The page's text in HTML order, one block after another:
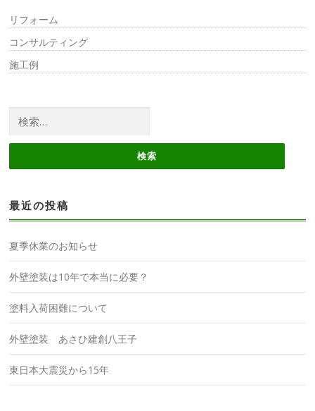
リフォーム
コンサルティング
施工例
索:
最近の投稿
夏季休業のお知らせ
外壁塗装は10年で本当に必要？
塗料入荷困難について
外壁塗装 あさひ建創八王子
東日本大震災から15年